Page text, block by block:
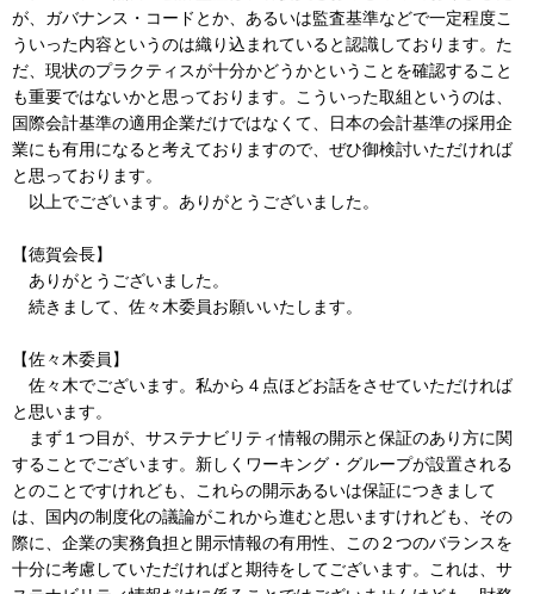
が、ガバナンス・コードとか、あるいは監査基準などで一定程度こ
ういった内容というのは織り込まれていると認識しております。た
だ、現状のプラクティスが十分かどうかということを確認すること
も重要ではないかと思っております。こういった取組というのは、
国際会計基準の適用企業だけではなくて、日本の会計基準の採用企
業にも有用になると考えておりますので、ぜひ御検討いただければ
と思っております。
以上でございます。ありがとうございました。
【徳賀会長】
ありがとうございました。
続きまして、佐々木委員お願いいたします。
【佐々木委員】
佐々木でございます。私から４点ほどお話をさせていただければ
と思います。
まず１つ目が、サステナビリティ情報の開示と保証のあり方に関
することでございます。新しくワーキング・グループが設置される
とのことですけれども、これらの開示あるいは保証につきまして
は、国内の制度化の議論がこれから進むと思いますけれども、その
際に、企業の実務負担と開示情報の有用性、この２つのバランスを
十分に考慮していただければと期待をしてございます。これは、サ